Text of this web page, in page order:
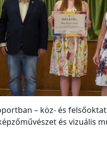
– köz- és
és vizuális